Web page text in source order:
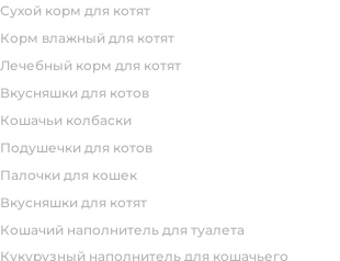
сухой корм для котят
корм влажный для котят
лечебный корм для котят
вкусняшки для котов
кошачьи колбаски
подушечки для котов
палочки для кошек
вкусняшки для котят
кошачий наполнитель для туалета
кукурузный наполнитель для кошачьего